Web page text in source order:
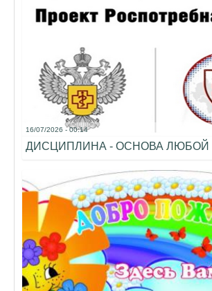
16/07/2026 - 00:14
ДИСЦИПЛИНА - ОСНОВА ЛЮБОЙ